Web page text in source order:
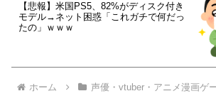
【悲報】米国PS5、82%がディスク付き
モデル→ネット困惑「これガチで何だっ
たの」ｗｗｗ
ホーム 声優・vtuber・アニメ漫画ゲ